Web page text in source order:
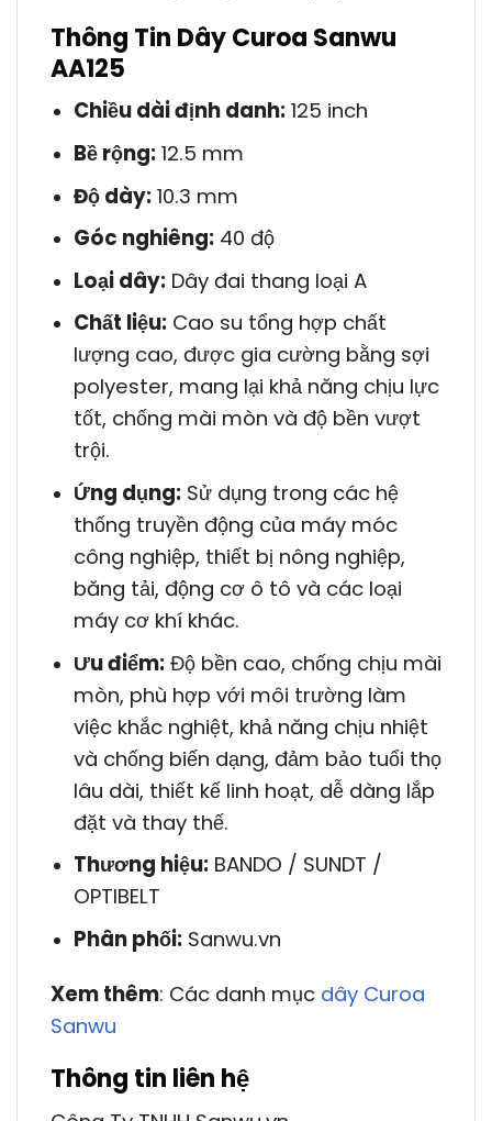
Thông Tin Dây Curoa Sanwu
AA125
Chiều dài định danh:125 inch
Bề rộng:12.5 mm
Độ dày:10.3 mm
Góc nghiêng:40 độ
Loại dây:Dây đai thang loại A
Chất liệu:Cao su tổng hợp chất
lượng cao, được gia cường bằng sợi
polyester, mang lại khả năng chịu lực
tốt, chống mài mòn và độ bền vượt
trội.
Ứng dụng:Sử dụng trong các hệ
thống truyền động của máy móc
công nghiệp, thiết bị nông nghiệp,
băng tải, động cơ ô tô và các loại
máy cơ khí khác.
Ưu điểm:Độ bền cao, chống chịu mài
mòn, phù hợp với môi trường làm
việc khắc nghiệt, khả năng chịu nhiệt
và chống biến dạng, đảm bảo tuổi thọ
lâu dài, thiết kế linh hoạt, dễ dàng lắp
đặt và thay thế.
Thương hiệu:BANDO / SUNDT /
OPTIBELT
Phân phối:Sanwu.vn
Xem thêm: Các danh mục dây Curoa
Sanwu
Thông tin liên hệ